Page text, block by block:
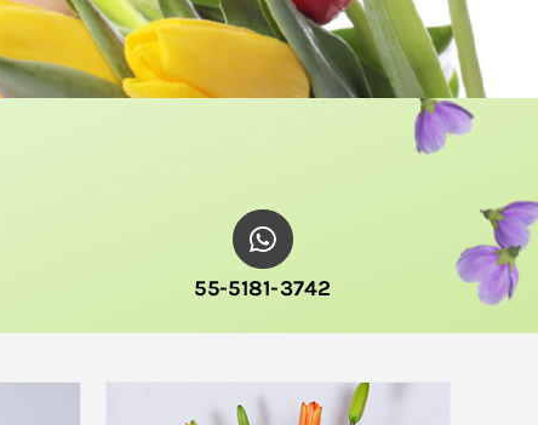
55-5181-3742